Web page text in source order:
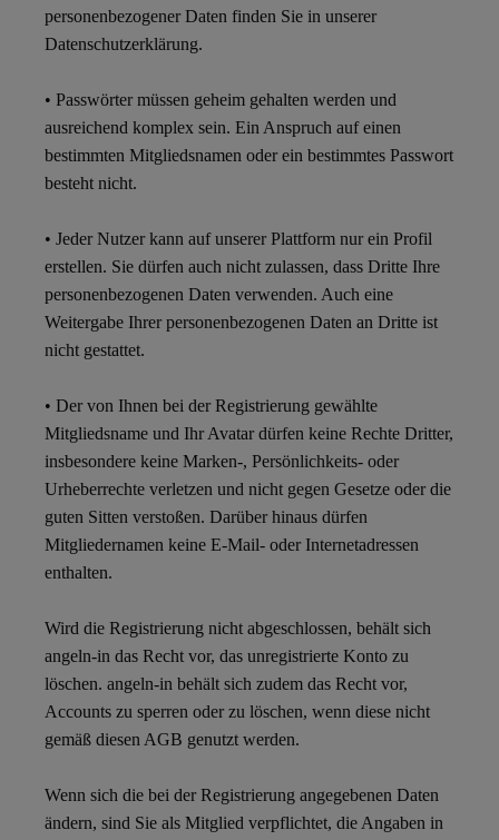
personenbezogener Daten finden Sie in unserer
Datenschutzerklärung.
• Passwörter müssen geheim gehalten werden und
ausreichend komplex sein. Ein Anspruch auf einen
bestimmten Mitgliedsnamen oder ein bestimmtes Passwort
besteht nicht.
• Jeder Nutzer kann auf unserer Plattform nur ein Profil
erstellen. Sie dürfen auch nicht zulassen, dass Dritte Ihre
personenbezogenen Daten verwenden. Auch eine
Weitergabe Ihrer personenbezogenen Daten an Dritte ist
nicht gestattet.
• Der von Ihnen bei der Registrierung gewählte
Mitgliedsname und Ihr Avatar dürfen keine Rechte Dritter,
insbesondere keine Marken-, Persönlichkeits- oder
Urheberrechte verletzen und nicht gegen Gesetze oder die
guten Sitten verstoßen. Darüber hinaus dürfen
Mitgliedernamen keine E-Mail- oder Internetadressen
enthalten.
Wird die Registrierung nicht abgeschlossen, behält sich
angeln-in das Recht vor, das unregistrierte Konto zu
löschen. angeln-in behält sich zudem das Recht vor,
Accounts zu sperren oder zu löschen, wenn diese nicht
gemäß diesen AGB genutzt werden.
Wenn sich die bei der Registrierung angegebenen Daten
ändern, sind Sie als Mitglied verpflichtet, die Angaben in